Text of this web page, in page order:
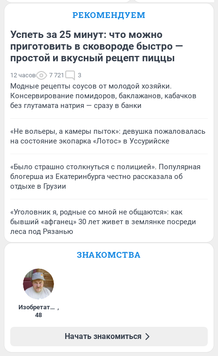
РЕКОМЕНДУЕМ
Успеть за 25 минут: что можно
приготовить в сковороде быстро —
простой и вкусный рецепт пиццы
12 часов 7 721 3
Модные рецепты соусов от молодой хозяйки.
Консервирование помидоров, баклажанов, кабачков
без глутамата натрия — сразу в банки
«Не вольеры, а камеры пыток»: девушка пожаловалась
на состояние экопарка «Лотос» в Уссурийске
«Было страшно столкнуться с полицией». Популярная
блогерша из Екатеринбурга честно рассказала об
отдыхе в Грузии
«Уголовник я, родные со мной не общаются»: как
бывший «афганец» 30 лет живет в землянке посреди
леса под Рязанью
ЗНАКОМСТВА
Изобретатель ,
48
Начать знакомиться